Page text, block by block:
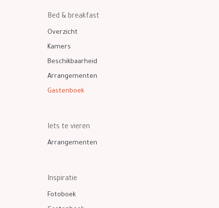
Bed & breakfast
Overzicht
Kamers
Beschikbaarheid
Arrangementen
Gastenboek
Iets te vieren
Arrangementen
Inspiratie
Fotoboek